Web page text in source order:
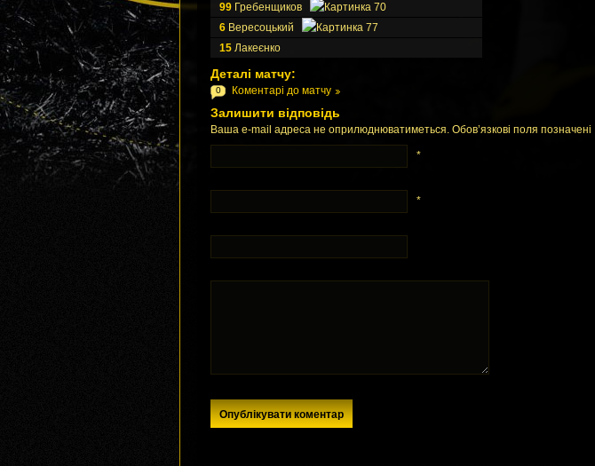
99 Гребенщиков
70
6 Вересоцький
77
15 Лакеєнко
Деталі матчу:
0 Коментарі до матчу
Залишити відповідь
Ваша e-mail адреса не оприлюднюватиметься. Обов’язкові поля позначені
*
*